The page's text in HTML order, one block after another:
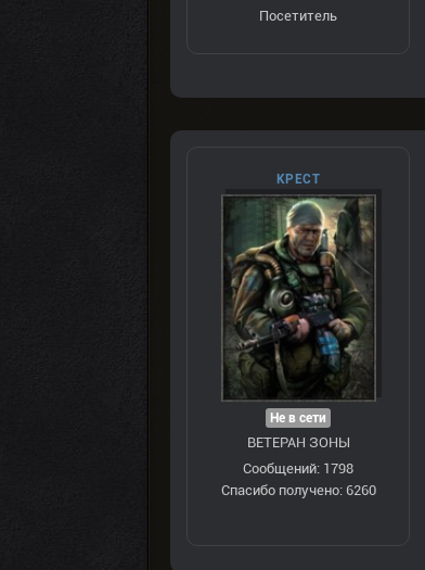
Посетитель
КРЕСТ
Не в сети
ВЕТЕРАН ЗOНЫ
Сообщений: 1798
Спасибо получено: 6260